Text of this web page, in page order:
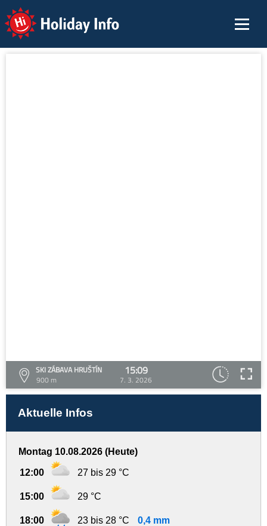
Holiday Info
SKI ZÁBAVA HRUŠTÍN
900 m
15:09
7. 3. 2026
Aktuelle Infos
Montag 10.08.2026 (Heute)
12:00 27 bis 29 °C
15:00 29 °C
18:00 23 bis 28 °C 0,4 mm